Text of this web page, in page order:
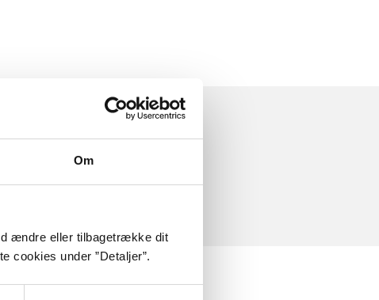
Om
ændre eller tilbagetrække dit
cookies under ”Detaljer”.